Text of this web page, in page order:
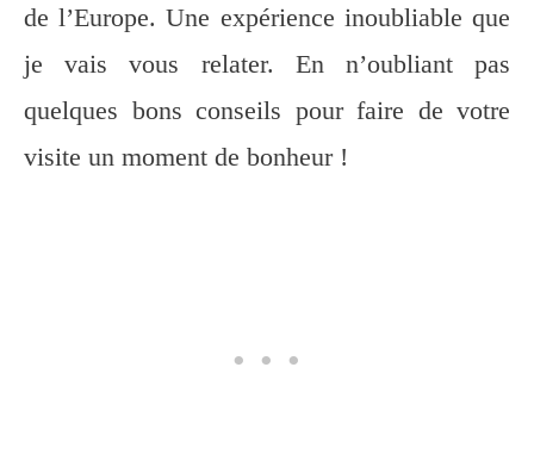
de l’Europe. Une expérience inoubliable que
je vais vous relater. En n’oubliant pas
quelques bons conseils pour faire de votre
visite un moment de bonheur !